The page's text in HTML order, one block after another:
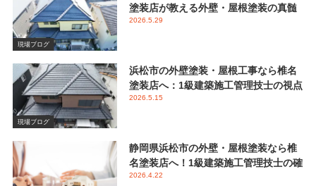
現場ブログ
塗装店が教える外壁・屋根塗装の真髄
と失敗しない業者選び
2026.5.29
現場ブログ
浜松市の外壁塗装・屋根工事なら椎名
塗装店へ：1級建築施工管理技士の視点
で伝える後悔しないメンテナンス
2026.5.15
静岡県浜松市の外壁・屋根塗装なら椎
名塗装店へ！1級建築施工管理技士の確
かな視点と屋根塗装におけるシリコン
2026.4.22